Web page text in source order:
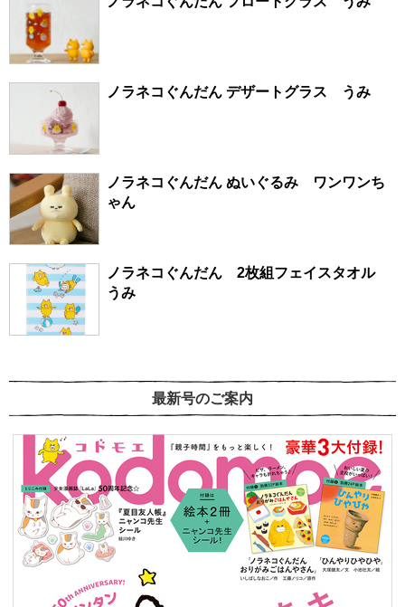
ノラネコぐんだん デザートグラス うみ
ノラネコぐんだん ぬいぐるみ ワンワンち
ゃん
ノラネコぐんだん 2枚組フェイスタオル
うみ
最新号のご案内